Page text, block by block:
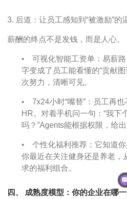
3. 后道：让员工感知到“被激励”的
薪酬的终点不是发钱，而是人心。
•
可视化智能工资单：易薪
字变成了员工能看懂的“贡献
次努力，清晰可见。
•
7x24小时“嘴替”：员工再
HR。对着手机问一句：“我下
吗？”Agents能根据权限，给
•
个性化福利推荐：它知道
你最近在关注健身还是养老，
求的福利组合。
四、 成熟度模型：你的企业在哪一